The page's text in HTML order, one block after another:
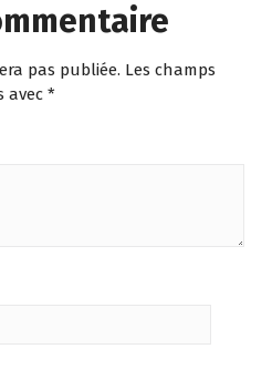
pas publiée. Les champs
avec *